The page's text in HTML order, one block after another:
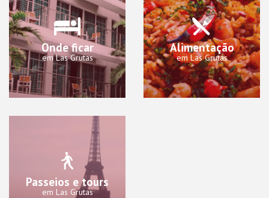
Onde ficar
em Las Grutas
Alimentação
em Las Grutas
Passeios e tours
em Las Grutas